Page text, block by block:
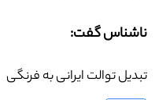
ناشناس گفت:
تبدیل توالت ایرانی به فرنگی